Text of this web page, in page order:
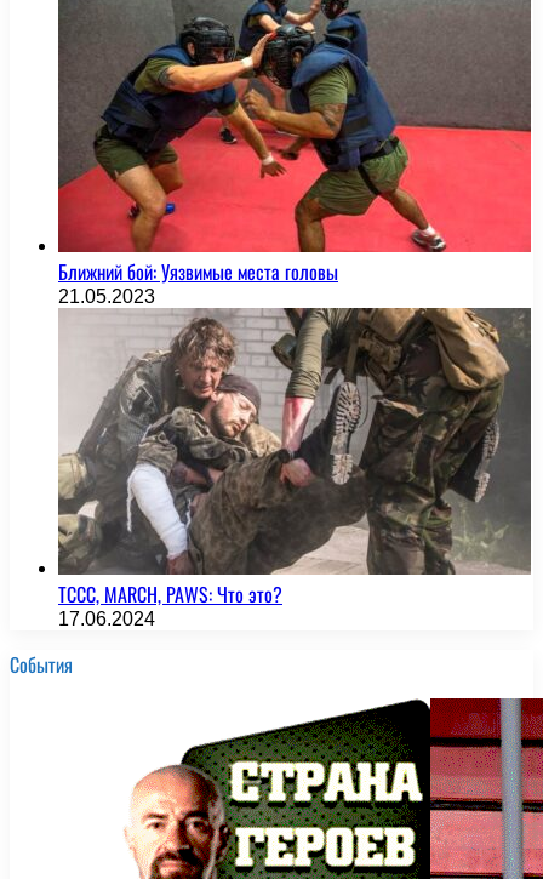
Ближний бой: Уязвимые места головы
21.05.2023
TCCC, MARCH, PAWS: Что это?
17.06.2024
События